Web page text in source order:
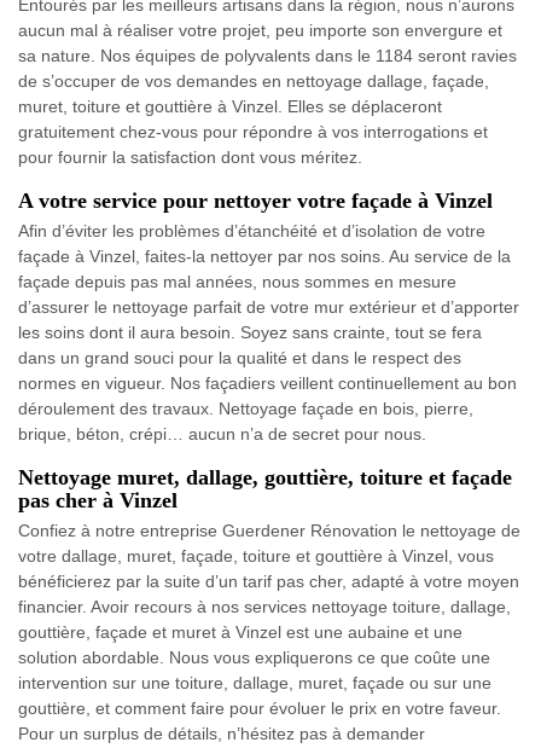
Entourés par les meilleurs artisans dans la région, nous n’aurons
aucun mal à réaliser votre projet, peu importe son envergure et
sa nature. Nos équipes de polyvalents dans le 1184 seront ravies
de s’occuper de vos demandes en nettoyage dallage, façade,
muret, toiture et gouttière à Vinzel. Elles se déplaceront
gratuitement chez-vous pour répondre à vos interrogations et
pour fournir la satisfaction dont vous méritez.
A votre service pour nettoyer votre façade à Vinzel
Afin d’éviter les problèmes d’étanchéité et d’isolation de votre
façade à Vinzel, faites-la nettoyer par nos soins. Au service de la
façade depuis pas mal années, nous sommes en mesure
d’assurer le nettoyage parfait de votre mur extérieur et d’apporter
les soins dont il aura besoin. Soyez sans crainte, tout se fera
dans un grand souci pour la qualité et dans le respect des
normes en vigueur. Nos façadiers veillent continuellement au bon
déroulement des travaux. Nettoyage façade en bois, pierre,
brique, béton, crépi… aucun n’a de secret pour nous.
Nettoyage muret, dallage, gouttière, toiture et façade
pas cher à Vinzel
Confiez à notre entreprise Guerdener Rénovation le nettoyage de
votre dallage, muret, façade, toiture et gouttière à Vinzel, vous
bénéficierez par la suite d’un tarif pas cher, adapté à votre moyen
financier. Avoir recours à nos services nettoyage toiture, dallage,
gouttière, façade et muret à Vinzel est une aubaine et une
solution abordable. Nous vous expliquerons ce que coûte une
intervention sur une toiture, dallage, muret, façade ou sur une
gouttière, et comment faire pour évoluer le prix en votre faveur.
Pour un surplus de détails, n’hésitez pas à demander